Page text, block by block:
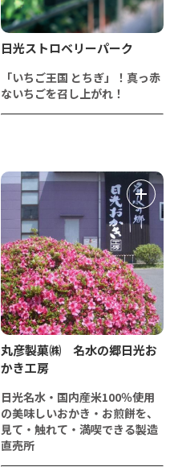
日光ストロベリーパーク
「いちご王国 とちぎ」！真っ赤
ないちごを召し上がれ！
丸彦製菓㈱ 名水の郷日光お
かき工房
日光名水・国内産米100％使用
の美味しいおかき・お煎餅を、
見て・触れて・満喫できる製造
直売所